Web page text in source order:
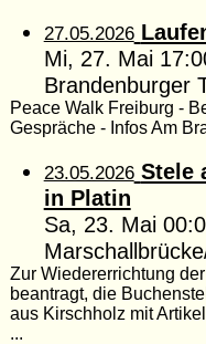
27.05.2026
Mi, 27. Mai
Brandenburger
Peace Walk Freiburg -
Gespräche - Infos Am
23.05.2026 Stele
in Platin
Sa, 23. Mai
Zur Wiedererrichtung
beantragt, die
aus Kirschholz mit
...